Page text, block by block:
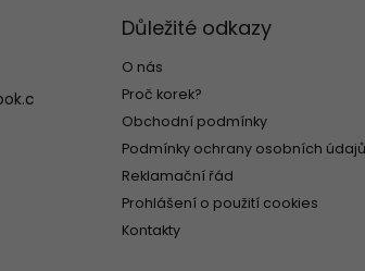
Důležité odkazy
O nás
Proč korek?
Obchodní podmínky
Podmínky ochrany osobních údajů
Reklamační řád
Prohlášení o použití cookies
Kontakty